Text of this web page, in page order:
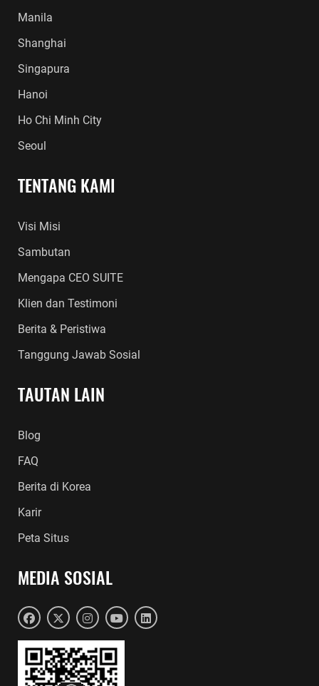
Manila
Shanghai
Singapura
Hanoi
Ho Chi Minh City
Seoul
TENTANG KAMI
Visi Misi
Sambutan
Mengapa CEO SUITE
Klien dan Testimoni
Berita & Peristiwa
Tanggung Jawab Sosial
TAUTAN LAIN
Blog
FAQ
Berita di Korea
Karir
Peta Situs
MEDIA SOSIAL